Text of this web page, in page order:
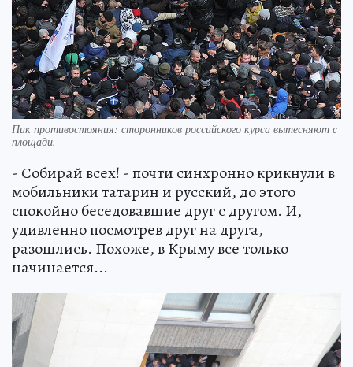
Пик противостояния: сторонников российского курса вытесняют с
площади.
- Собирай всех! - почти синхронно крикнули в
мобильники татарин и русский, до этого
спокойно беседовавшие друг с другом. И,
удивленно посмотрев друг на друга,
разошлись. Похоже, в Крыму все только
начинается...